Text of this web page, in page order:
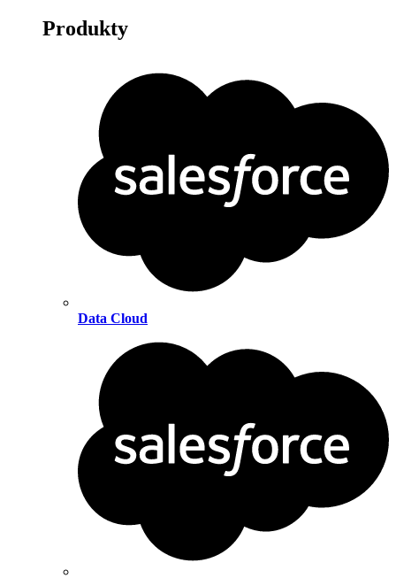
Produkty
Data Cloud